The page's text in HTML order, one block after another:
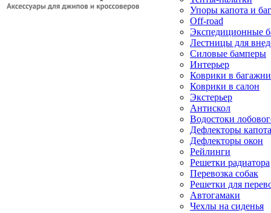
Упоры капота и
Off-road
Экспедиционные
Лестницы для
Силовые бамперы
Интерьер
Коврики в
Коврики в салон
Экстерьер
Антискол
Водостоки
Дефлекторы капота
Дефлекторы окон
Рейлинги
Решетки радиатора
Перевозка собак
Решетки для
Автогамаки
Чехлы на сиденья